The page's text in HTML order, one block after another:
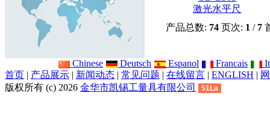
激光水平尺
产品总数: 74 页次: 1 / 7
Chinese Deutsch Espanol Francais
首页 | 产品展示 | 新闻动态 | 常见问题 | 在线留言 | ENGLISH |
版权所有 (c) 2026 金华市凯锡工量具有限公司 51La